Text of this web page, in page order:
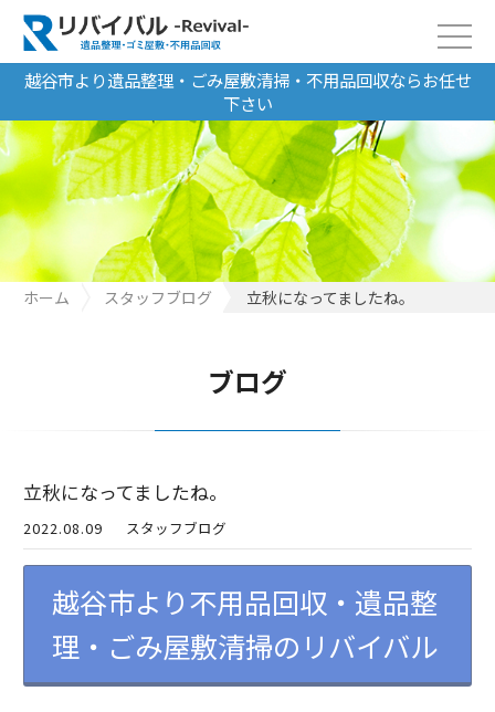
越谷市より遺品整理・ごみ屋敷清掃・不用品回収ならお任せ
下さい
ホーム スタッフブログ 立秋になってましたね。
ブログ
立秋になってましたね。
2022.08.09 スタッフブログ
越谷市より不用品回収・遺品整
理・ごみ屋敷清掃のリバイバル